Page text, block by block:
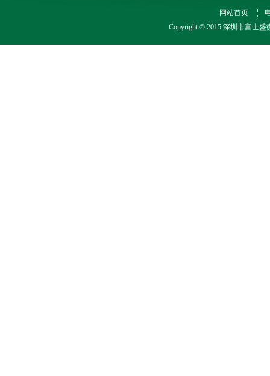
网站首页
Copyright © 2015 深圳市富士